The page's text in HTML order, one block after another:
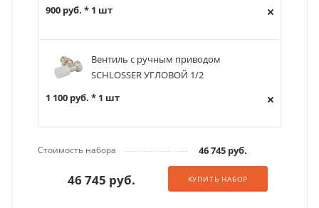
900 руб. * 1 шт
Вентиль с ручным приводом
SCHLOSSER УГЛОВОЙ 1/2
1 100 руб. * 1 шт
Стоимость набора 46 745 руб.
46 745 руб. КУПИТЬ НАБОР